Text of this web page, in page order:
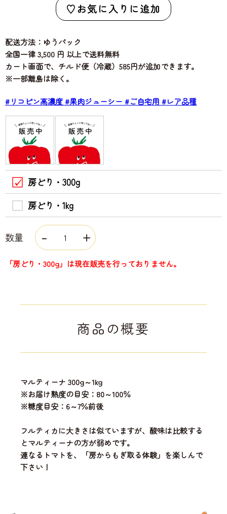
お気に入りに追加
配送方法：ゆうパック
全国一律 3,500 円 以上で送料無料
カート画面で、チルド便（冷蔵）585円が追加できます。
※一部離島は除く。
#リコピン高濃度#果肉ジューシー #ご自宅用 #レア品種
房どり・300g
房どり・1kg
数量
「房どり・300g」は現在販売を行っておりません。
商品の概要
マルティーナ 300g～1kg
※お届け熟度の目安：80～100％
※糖度目安：6～7％前後
フルティカに大きさは似ていますが、酸味は比較する
とマルティーナの方が弱めです。
連なるトマトを、「房からもぎ取る体験」を楽しんで
下さい！